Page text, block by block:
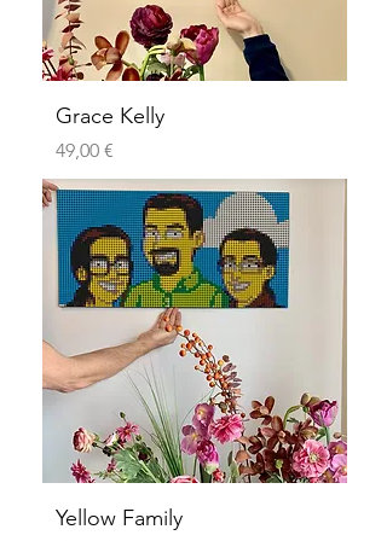
Grace Kelly
Preis
49,00 €
Yellow Family